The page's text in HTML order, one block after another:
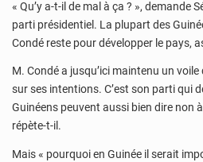
« Qu’y a-t-il de mal à ça ? », demande
parti présidentiel. La plupart des
Condé reste pour développer le pays,
M. Condé a jusqu’ici maintenu un
sur ses intentions. C’est son parti qui
Guinéens peuvent aussi bien dire non
répète-t-il.
Mais « pourquoi en Guinée il serait